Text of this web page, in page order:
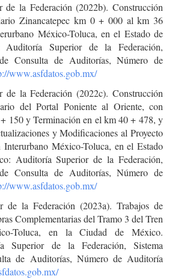
de la Federación (2022b). Construcción
Zinancatepec km 0 + 000 al km 36
México-Toluca, en el Estado de
Superior de la Federación,
Consulta de Auditorías, Número de
www.asfdatos.gob.mx/
de la Federación (2022c). Construcción
del Portal Poniente al Oriente, con
150 y Terminación en el km 40 + 478, y
y Modificaciones al Proyecto
México-Toluca, en el Estado
Auditoría Superior de la Federación,
Consulta de Auditorías, Número de
www.asfdatos.gob.mx/
de la Federación (2023a). Trabajos de
Complementarias del Tramo 3 del Tren
Toluca, en la Ciudad de México.
Superior de la Federación, Sistema
de Auditorías, Número de Auditoría